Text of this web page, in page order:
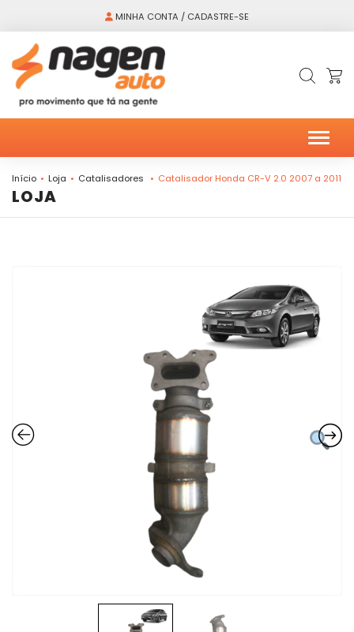
MINHA CONTA / CADASTRE-SE
Início Loja Catalisadores Catalisador Honda CR-V 2.0 2007 a 2011
LOJA